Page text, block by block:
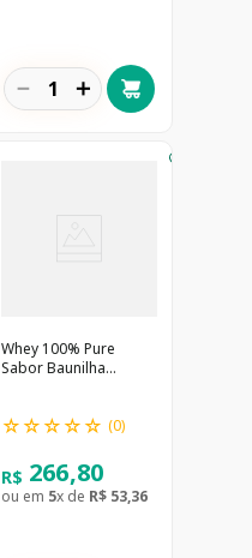
＋
－
Whey 100% Pure
Sabor Baunilha
☆☆☆☆☆ (0)
R$ 266,80
ou em 5x de R$ 53,36